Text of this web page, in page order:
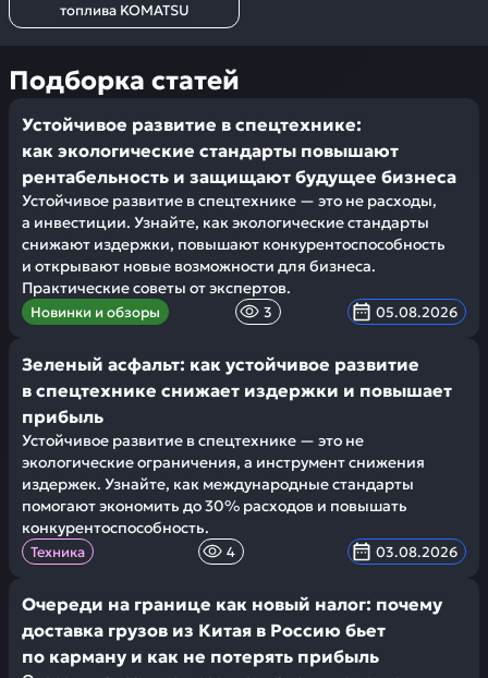
топлива KOMATSU
Подборка статей
Устойчивое развитие в спецтехнике:
как экологические стандарты повышают
рентабельность и защищают будущее бизнеса
Устойчивое развитие в спецтехнике — это не расходы,
а инвестиции. Узнайте, как экологические стандарты
снижают издержки, повышают конкурентоспособность
и открывают новые возможности для бизнеса.
Практические советы от экспертов.
Новинки и обзоры 3 05.08.2026
Зеленый асфальт: как устойчивое развитие
в спецтехнике снижает издержки и повышает
прибыль
Устойчивое развитие в спецтехнике — это не
экологические ограничения, а инструмент снижения
издержек. Узнайте, как международные стандарты
помогают экономить до 30% расходов и повышать
конкурентоспособность.
Техника 4 03.08.2026
Очереди на границе как новый налог: почему
доставка грузов из Китая в Россию бьет
по карману и как не потерять прибыль